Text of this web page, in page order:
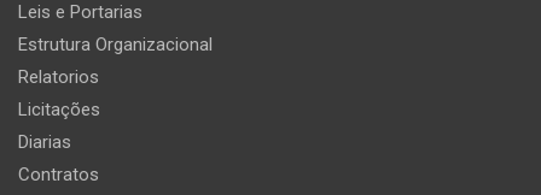
Leis e Portarias
Estrutura Organizacional
Relatorios
Licitações
Diarias
Contratos